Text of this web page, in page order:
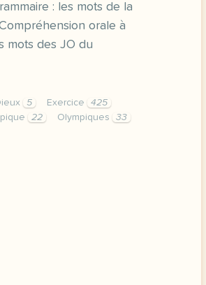
: les mots de la
orale à
mots des JO du
5 Exercice
425
22 Olympiques 33